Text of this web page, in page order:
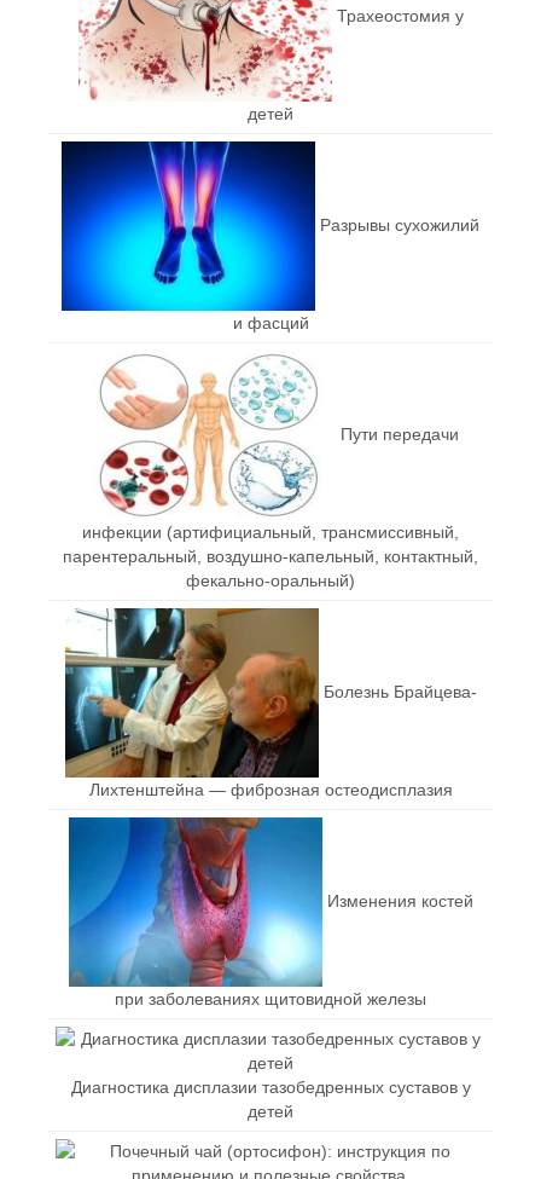
Трахеостомия у
детей
Разрывы сухожилий
и фасций
Пути передачи
инфекции (артифициальный, трансмиссивный,
парентеральный, воздушно-капельный, контактный,
фекально-оральный)
Болезнь Брайцева-
Лихтенштейна — фиброзная остеодисплазия
Изменения костей
при заболеваниях щитовидной железы
Диагностика дисплазии тазобедренных суставов у
детей